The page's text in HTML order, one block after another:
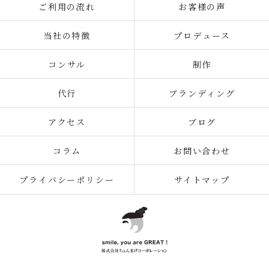
ご利用の流れ お客様の声
当社の特徴 プロデュース
コンサル 制作
代行 ブランディング
アクセス ブログ
コラム お問い合わせ
プライバシーポリシー サイトマップ